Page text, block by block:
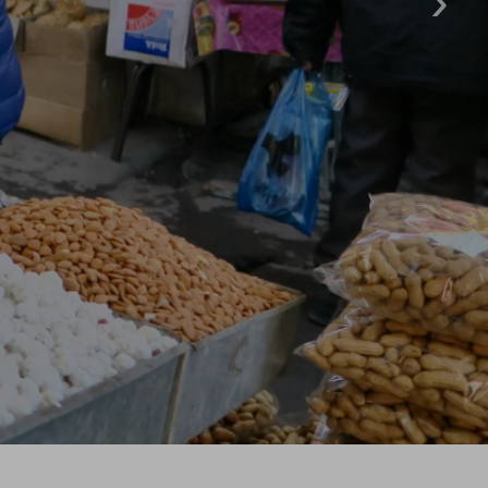
Team
Newsletter
Blog
Kontakt Tel.: 08326 385 63 33